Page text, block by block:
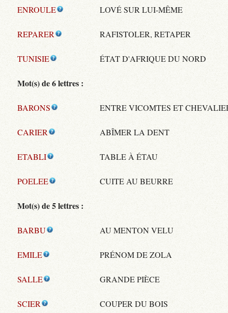
ENROULE LOVÉ SUR LUI-MÊME
REPARER RAFISTOLER, RETAPER
TUNISIE ÉTAT D'AFRIQUE DU NORD
Mot(s) de 6 lettres :
BARONS ENTRE VICOMTES ET
CARIER ABÎMER LA DENT
ETABLI TABLE À ÉTAU
POELEE CUITE AU BEURRE
Mot(s) de 5 lettres :
BARBU AU MENTON VELU
EMILE PRÉNOM DE ZOLA
SALLE GRANDE PIÈCE
SCIER COUPER DU BOIS